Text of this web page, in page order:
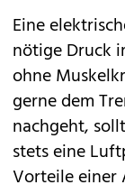
Eine
nötige Druck
ohne
gerne dem
nachgeht,
stets eine
Vorteile einer